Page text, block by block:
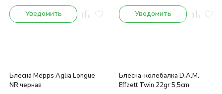
Уведомить Уведомить
Блесна Mepps Aglia Longue
NR черная
Блесна-колебалка D.A.M.
Effzett Twin 22gr 5,5cm